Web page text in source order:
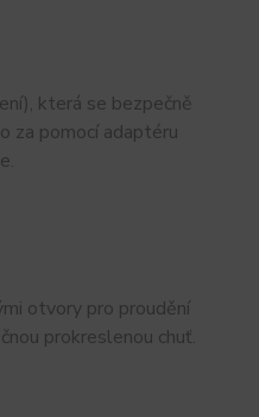
která se bezpečně
za pomocí adaptéru
otvory pro proudění
prokreslenou chuť.